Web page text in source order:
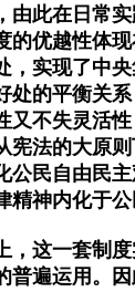
由此在日常
的优越性体
，实现了中
处的平衡关系
又不失灵活
宪法的大原
公民自由民主
精神内化于
，这一套制
普遍运用 。